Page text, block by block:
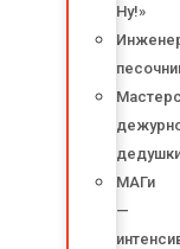
Ну!»
МАГи
—